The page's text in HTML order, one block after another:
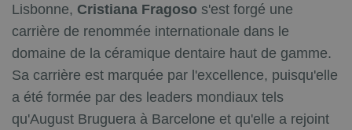
Lisbonne, Cristiana Fragoso s'est forgé une
carrière de renommée internationale dans le
domaine de la céramique dentaire haut de gamme.
Sa carrière est marquée par l'excellence, puisqu'elle
a été formée par des leaders mondiaux tels
qu'August Bruguera à Barcelone et qu'elle a rejoint